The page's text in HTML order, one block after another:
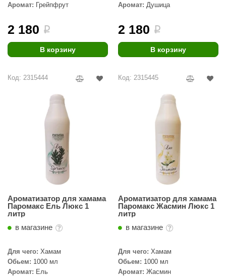
Аромат: Грейпфрут
2 180 i
В корзину
Аромат: Душица
2 180 i
В корзину
Код: 2315444
Ароматизатор для хамама
Паромакс Ель Люкс 1
литр
в магазине
Для чего: Хамам
Обьем: 1000 мл
Аромат: Ель
Код: 2315445
Ароматизатор для хамама
Паромакс Жасмин Люкс 1
литр
в магазине
Для чего: Хамам
Обьем: 1000 мл
Аромат: Жасмин